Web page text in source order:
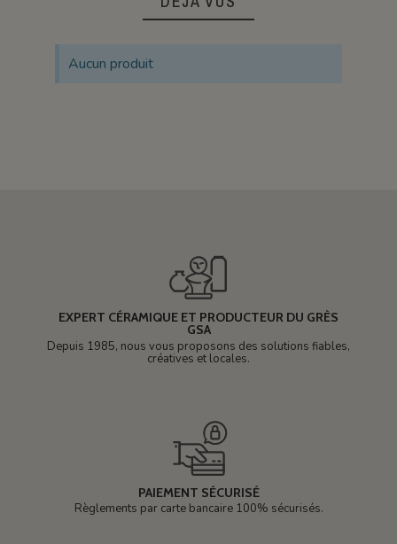
Aucun produit
EXPERT CÉRAMIQUE ET PRODUCTEUR DU GRÈS
GSA
Depuis 1985, nous vous proposons des solutions fiables,
créatives et locales.
PAIEMENT SÉCURISÉ
Règlements par carte bancaire 100% sécurisés.